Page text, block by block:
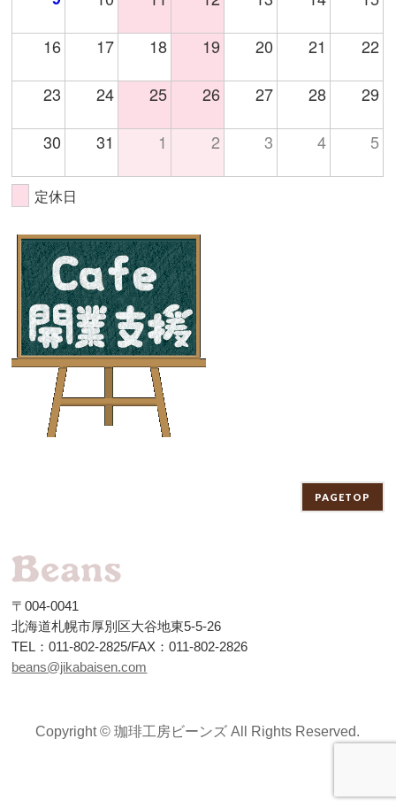
16 17 18 19 20 21 22
23 24 25 26 27 28 29
30 31 1 2 3 4 5
定休日
PAGETOP
〒004-0041
北海道札幌市厚別区大谷地東5-5-26
TEL：011-802-2825/FAX：011-802-2826
beans@jikabaisen.com
Copyright ©珈琲工房ビーンズ All Rights Reserved.